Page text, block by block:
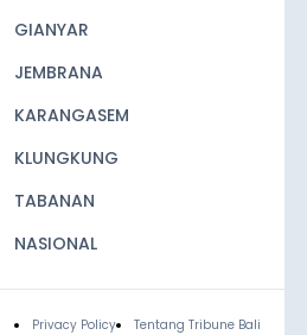
GIANYAR
JEMBRANA
KARANGASEM
KLUNGKUNG
TABANAN
NASIONAL
Privacy Policy
Tentang Tribune Bali